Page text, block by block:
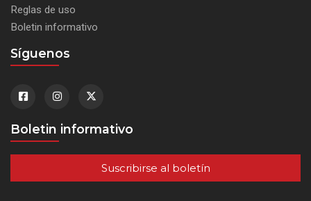
Reglas de uso
Boletin informativo
Síguenos
Boletin informativo
Suscribirse al boletín